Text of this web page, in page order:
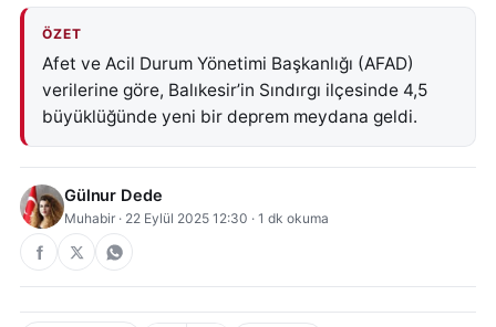
ÖZET
Afet ve Acil Durum Yönetimi Başkanlığı (AFAD)
verilerine göre, Balıkesir’in Sındırgı ilçesinde 4,5
büyüklüğünde yeni bir deprem meydana geldi.
Gülnur Dede
Muhabir · 22 Eylül 2025 12:30 · 1 dk okuma